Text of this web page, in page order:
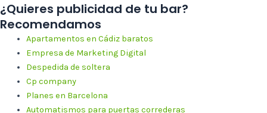
¿Quieres publicidad de tu bar?
Recomendamos
Apartamentos en Cádiz baratos
Empresa de Marketing Digital
Despedida de soltera
Cp company
Planes en Barcelona
Automatismos para puertas correderas